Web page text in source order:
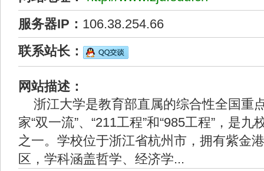
服务器IP： 106.38.254.66
联系站长：
网站描述：
浙江大学是教育部直属的综合性全国重
家“双一流”、“211工程”和“985工程”，是
之一。学校位于浙江省杭州市，拥有紫金
区，学科涵盖哲学、经济学...